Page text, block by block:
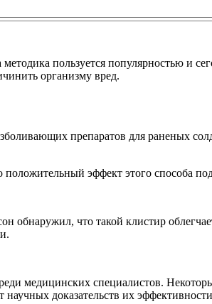
пользуется популярностью и
организму вред.
препаратов для раненых
эффект этого способа
обнаружил, что такой клистир
медицинских специалистов.
доказательств их